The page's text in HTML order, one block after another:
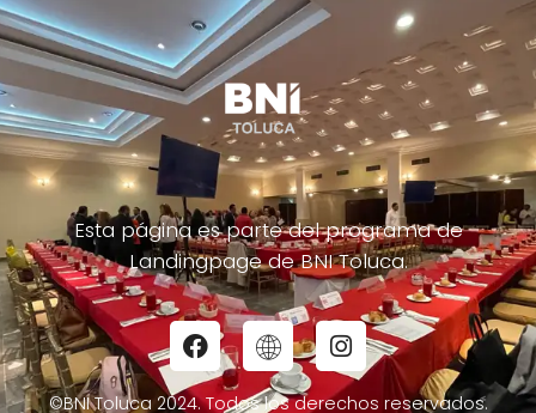
Esta página es parte del programa de
Landingpage de BNI Toluca.
©BNI Toluca 2024. Todos los derechos reservados.